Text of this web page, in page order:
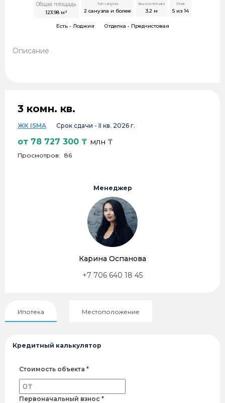
Общая площадь
123.98 м²
Тип санузла
2 санузла и более
Высота потолка
3.2 м
Этаж
5 из 14
Есть - Лоджия Отделка - Предчистовая
Описание
3 комн. кв.
ЖК ISMA Срок сдачи - II кв. 2026 г.
от 78 727 300 ₸ млн ₸
Просмотров: 86
Менеджер
Карина Оспанова
+7 706 640 18 45
Ипотека Местоположение
Кредитный калькулятор
Стоимость объекта *
Первоначальный взнос *